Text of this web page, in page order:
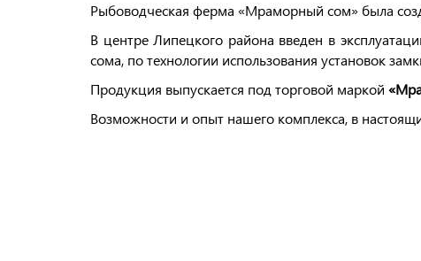
Рыбоводческая ферма «Мраморный сом» была
В центре Липецкого района введен в
сома, по технологии использования установок
Продукция выпускается под торговой маркой
Возможности и опыт нашего комплекса, в